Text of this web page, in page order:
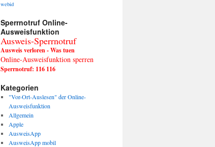
webid
Sperrnotruf Online-
Ausweisfunktion
Ausweis-Sperrnotruf
Ausweis verloren - Was tuen
Online-Ausweisfunktion sperren
Sperrnotruf: 116 116
Kategorien
"Vor-Ort-Auslesen" der Online-
Ausweisfunktion
Allgemein
Apple
AusweisApp
AusweisApp mobil